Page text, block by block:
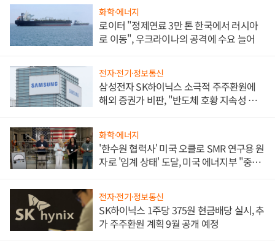
화학·에너지
로이터 "정제연료 3만 톤 한국에서 러시아
로 이동", 우크라이나의 공격에 수요 늘어
전자·전기·정보통신
삼성전자 SK하이닉스 소극적 주주환원에
해외 증권가 비판, "반도체 호황 지속성 의
화학·에너지
'한수원 협력사' 미국 오클로 SMR 연구용 원
자로 '임계 상태' 도달, 미국 에너지부 "중요
전자·전기·정보통신
SK하이닉스 1주당 375원 현금배당 실시, 추
가 주주환원 계획 9월 공개 예정